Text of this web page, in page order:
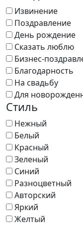
Извинение
Поздравление
День рождение
Сказать люблю
Бизнес-
Благодарность
На свадьбу
Для
Стиль
Нежный
Белый
Красный
Зеленый
Синий
Разноцветный
Авторский
Яркий
Желтый